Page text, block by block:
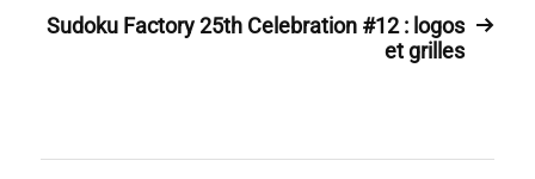
Sudoku Factory 25th Celebration #12 : logos
et grilles